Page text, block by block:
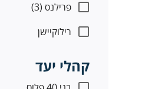
פרילנס (3)
רילוקיישן
קהלי יעד